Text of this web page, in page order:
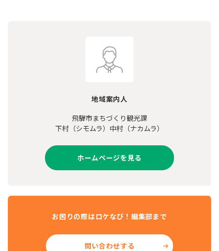
地域案内人
飛騨市まちづくり観光課
下村（シモムラ）中村（ナカムラ）
ホームページを見る
お困りの際はロケなび！編集部まで
問い合わせする